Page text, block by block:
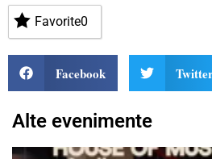
Favorite0
Facebook
Alte evenimente